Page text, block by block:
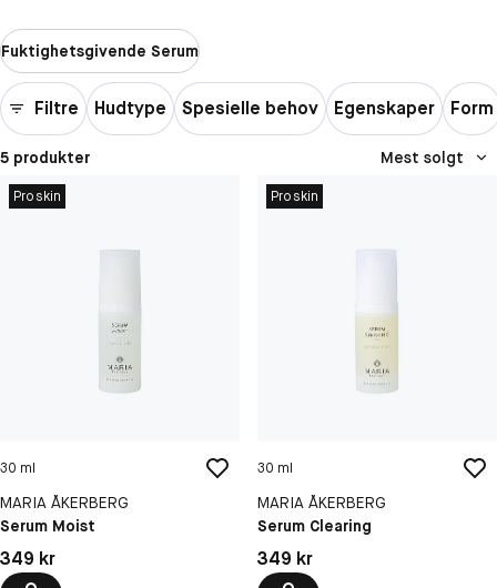
Fuktighetsgivende Serum
Filtre Hudtype Spesielle behov Egenskaper Form
5 produkter Mest solgt
Proskin
30 ml
MARIA ÅKERBERG
Serum Moist
Pris: 349 kr
349 kr
Proskin
30 ml
MARIA ÅKERBERG
Serum Clearing
Pris: 349 kr
349 kr